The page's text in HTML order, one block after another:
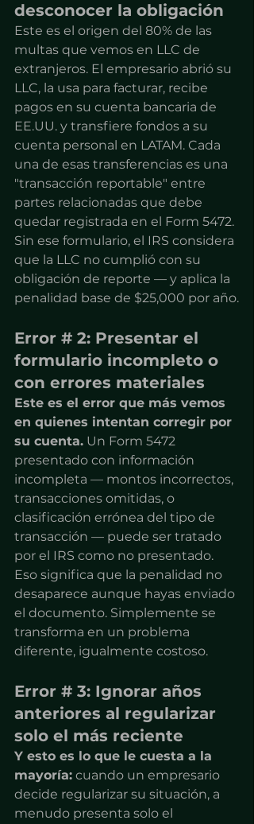
desconocer la obligación
Este es el origen del 80% de las
multas que vemos en LLC de
extranjeros. El empresario abrió su
LLC, la usa para facturar, recibe
pagos en su cuenta bancaria de
EE.UU. y transfiere fondos a su
cuenta personal en LATAM. Cada
una de esas transferencias es una
"transacción reportable" entre
partes relacionadas que debe
quedar registrada en el Form 5472.
Sin ese formulario, el IRS considera
que la LLC no cumplió con su
obligación de reporte — y aplica la
penalidad base de $25,000 por año.
Error # 2: Presentar el
formulario incompleto o
con errores materiales
Este es el error que más vemos
en quienes intentan corregir por
su cuenta. Un Form 5472
presentado con información
incompleta — montos incorrectos,
transacciones omitidas, o
clasificación errónea del tipo de
transacción — puede ser tratado
por el IRS como no presentado.
Eso significa que la penalidad no
desaparece aunque hayas enviado
el documento. Simplemente se
transforma en un problema
diferente, igualmente costoso.
Error # 3: Ignorar años
anteriores al regularizar
solo el más reciente
Y esto es lo que le cuesta a la
mayoría: cuando un empresario
decide regularizar su situación, a
menudo presenta solo el